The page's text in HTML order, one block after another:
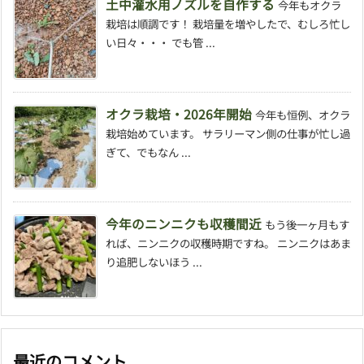
土中灌水用ノズルを自作する 今年もオクラ
栽培は順調です！ 栽培量を増やしたで、むしろ忙し
い日々・・・ でも管 ...
オクラ栽培・2026年開始 今年も恒例、オクラ
栽培始めています。 サラリーマン側の仕事が忙し過
ぎて、でもなん ...
今年のニンニクも収穫間近 もう後一ヶ月もす
れば、ニンニクの収穫時期ですね。 ニンニクはあま
り追肥しないほう ...